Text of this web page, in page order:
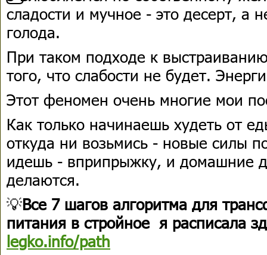
сладости и мучное - это десерт, а
голода.
При таком подходе к
того, что слабости не будет.
Этот феномен очень многие мои
Как только начинаешь худеть от
откуда ни возьмись - новые силы
идешь - вприпрыжку, и домашние
делаются.
💡Все 7 шагов алгоритма для
питания в стройное я расписала
legko.info/path